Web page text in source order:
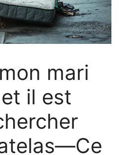
mari
il est